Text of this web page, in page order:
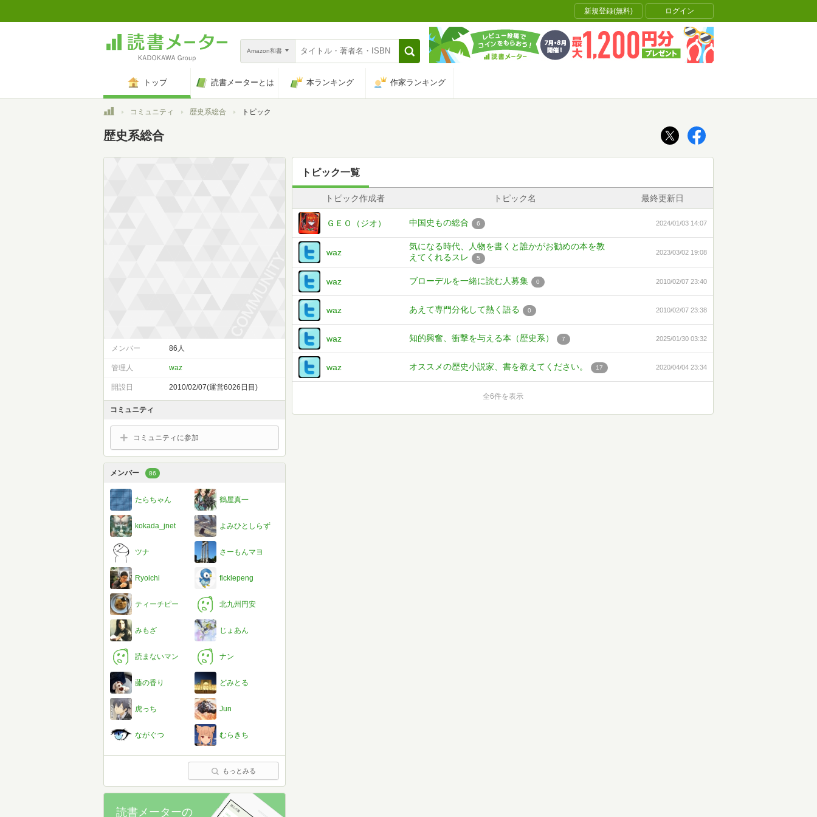
新規登録(無料) ログイン
Amazon和書
トップ 読書メーターとは 本ランキング 作家ランキング
トップコミュニティ 歴史系総合 トピック
歴史系総合
トピック一覧
トピック作成者 トピック名 最終更新日
ＧＥＯ（ジオ） 中国史もの総合 6 2024/01/03 14:07
waz
気になる時代、人物を書くと誰かがお勧めの本を教
えてくれるスレ
5
2023/03/02 19:08
waz ブローデルを一緒に読む人募集 0 2010/02/07 23:40
waz あえて専門分化して熱く語る 0 2010/02/07 23:38
waz 知的興奮、衝撃を与える本（歴史系） 7 2025/01/30 03:32
waz オススメの歴史小説家、書を教えてください。 17 2020/04/04 23:34
全6件を表示
メンバー 86人
管理人 waz
開設日 2010/02/07(運営6026日目)
コミュニティ
コミュニティに参加
メンバー 86
たらちゃん 鶴屋真一
kokada_jnet よみひとしらず
ツナ さーもんマヨ
Ryoichi ficklepeng
ティーチピー 北九州円安
みもざ じょあん
読まないマン ナン
藤の香り どみとる
虎っち Jun
ながぐつ むらきち
もっとみる
読書メーターの